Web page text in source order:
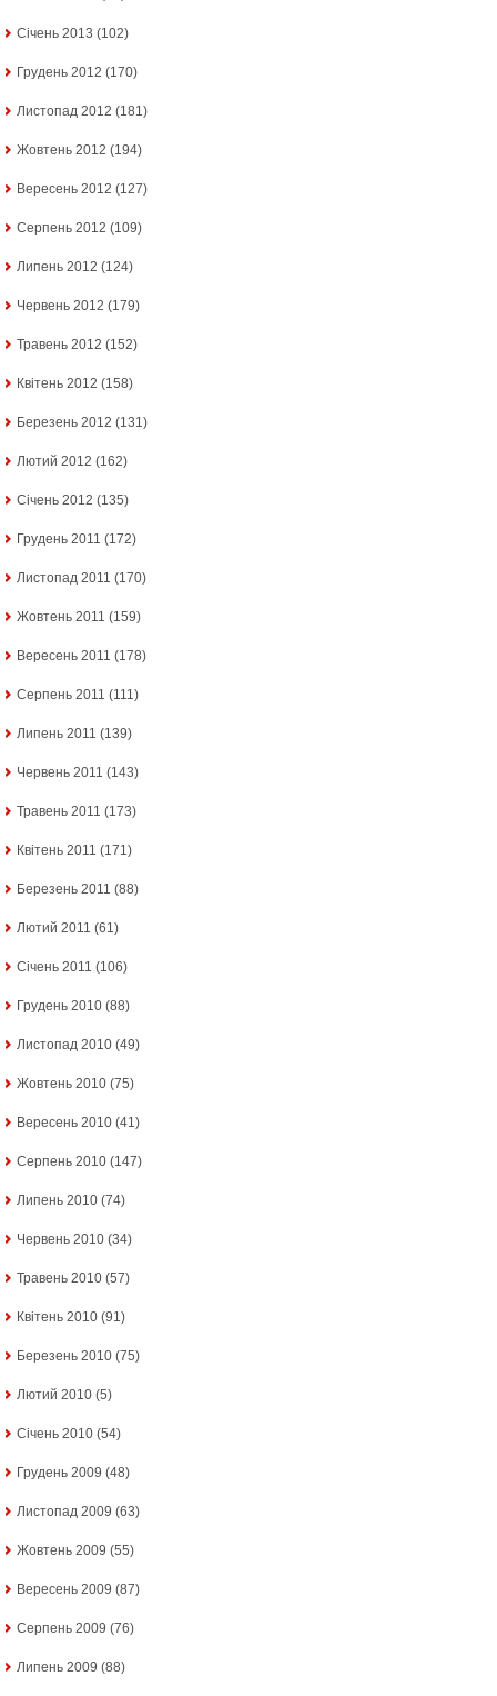
Січень 2013 (102)
Грудень 2012 (170)
Листопад 2012 (181)
Жовтень 2012 (194)
Вересень 2012 (127)
Серпень 2012 (109)
Липень 2012 (124)
Червень 2012 (179)
Травень 2012 (152)
Квітень 2012 (158)
Березень 2012 (131)
Лютий 2012 (162)
Січень 2012 (135)
Грудень 2011 (172)
Листопад 2011 (170)
Жовтень 2011 (159)
Вересень 2011 (178)
Серпень 2011 (111)
Липень 2011 (139)
Червень 2011 (143)
Травень 2011 (173)
Квітень 2011 (171)
Березень 2011 (88)
Лютий 2011 (61)
Січень 2011 (106)
Грудень 2010 (88)
Листопад 2010 (49)
Жовтень 2010 (75)
Вересень 2010 (41)
Серпень 2010 (147)
Липень 2010 (74)
Червень 2010 (34)
Травень 2010 (57)
Квітень 2010 (91)
Березень 2010 (75)
Лютий 2010 (5)
Січень 2010 (54)
Грудень 2009 (48)
Листопад 2009 (63)
Жовтень 2009 (55)
Вересень 2009 (87)
Серпень 2009 (76)
Липень 2009 (88)